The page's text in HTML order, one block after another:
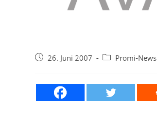
Beitrag26. Juni 2007
Beitrags-
Promi-News